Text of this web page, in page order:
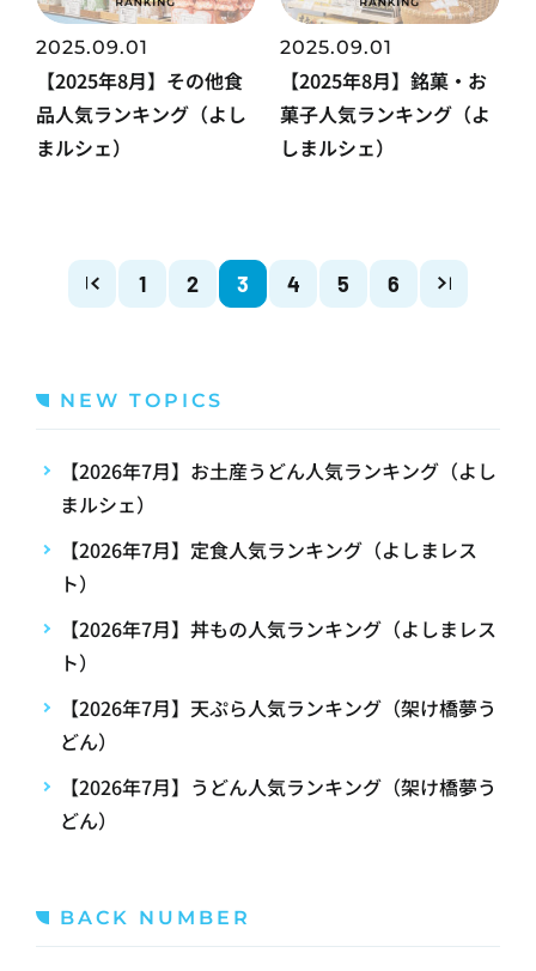
【2025年8月】その他食
品人気ランキング（よし
まルシェ）
2025.09.01
【2025年8月】銘菓・お
菓子人気ランキング（よ
しまルシェ）
2025.09.01
1 2 3 4 5 6
NEW TOPICS
【2026年7月】お土産うどん人気ランキング（よし
まルシェ）
【2026年7月】定食人気ランキング（よしまレス
ト）
【2026年7月】丼もの人気ランキング（よしまレス
ト）
【2026年7月】天ぷら人気ランキング（架け橋夢う
どん）
【2026年7月】うどん人気ランキング（架け橋夢う
どん）
BACK NUMBER